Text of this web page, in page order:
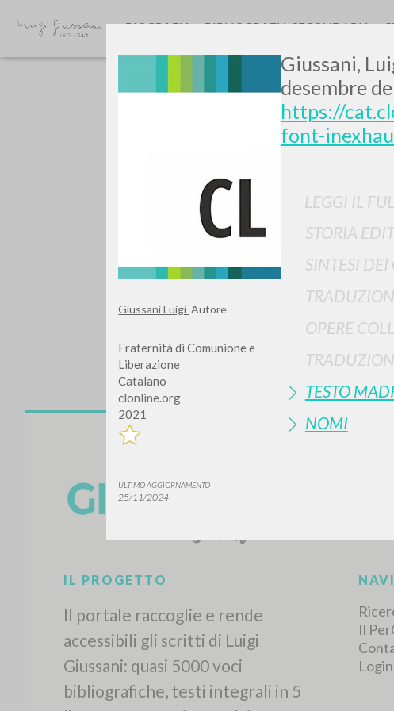
Giussani Luigi Autore
Fraternità di Comunione e
Liberazione
Catalano
clonline.org
2021
ULTIMO AGGIORNAMENTO
25/11/2024
Giussani,
desembre
https://
font-
LEGGI IL
STORIA
SINTESI
OPERE
TESTO
NOMI
BIOGRAFIA BIBLIOGRAFIA SECONDARIA
Vuoi
TIPOLOGIA OPERA
IL PROGETTO
Il portale raccoglie e rende